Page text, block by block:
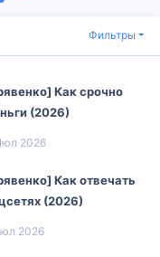
Фильтры
Как срочно
(2026)
2026
Как отвечать
(2026)
2026